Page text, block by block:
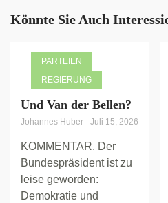
Könnte Sie Auch
PARTEIEN
REGIERUNG
Und Van der Bellen?
Johannes Huber - Juli 15, 2026
KOMMENTAR. Der
Bundespräsident ist zu
leise geworden:
Demokratie und